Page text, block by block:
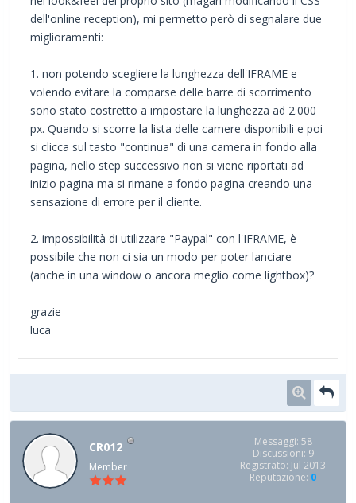
dell'online reception), mi permetto però di segnalare due
miglioramenti:
1. non potendo scegliere la lunghezza dell'IFRAME e
volendo evitare la comparse delle barre di scorrimento
sono stato costretto a impostare la lunghezza ad 2.000
px. Quando si scorre la lista delle camere disponibili e poi
si clicca sul tasto "continua" di una camera in fondo alla
pagina, nello step successivo non si viene riportati ad
inizio pagina ma si rimane a fondo pagina creando una
sensazione di errore per il cliente.
2. impossibilità di utilizzare "Paypal" con l'IFRAME, è
possibile che non ci sia un modo per poter lanciare
(anche in una window o ancora meglio come lightbox)?
grazie
luca
CR012
Member
Messaggi: 58
Discussioni: 9
Registrato: Jul 2013
Reputazione: 0